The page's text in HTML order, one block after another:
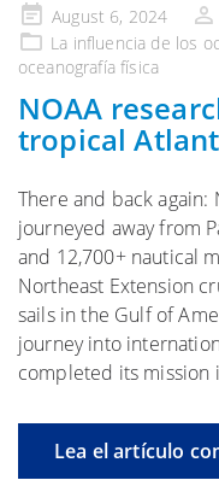
Publicado
en
August 6, 2024
La influencia de los
oceanografía física
NOAA
tropical
There and back
journeyed away from
and 12,700+ nautical
Northeast Extension
sails in the Gulf of
journey into
completed its
Lea el artículo